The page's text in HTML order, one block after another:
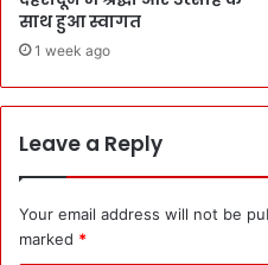
साथ हुआ स्वागत
1 week ago
Leave a Reply
Your email address will not be
marked *